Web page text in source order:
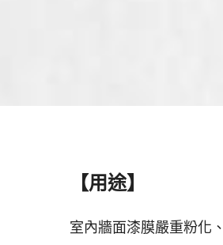
【用途】
室內牆面漆膜嚴重粉化